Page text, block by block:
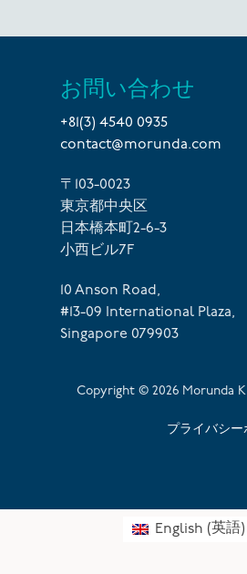
お問い合わせ
+81(3) 4540 0935
contact@morunda.com
〒103-0023
東京都中央区
日本橋本町2-6-3
小西ビル7F
10 Anson Road,
#13-09 International Plaza,
Singapore 079903
Copyright © 2026 Morunda
プライバシー
English (英語)